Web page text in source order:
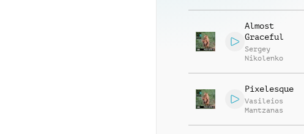
Almost
Graceful
Sergey
Nikolenko
Pixelesque
Vasileios
Mantzanas